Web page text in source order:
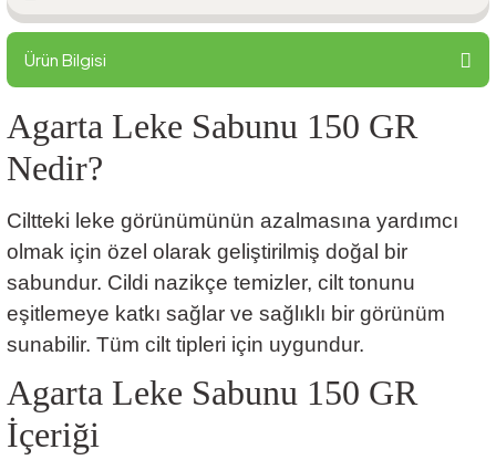
Ürün Bilgisi
Agarta Leke Sabunu 150 GR
Nedir?
Ciltteki leke görünümünün azalmasına yardımcı
olmak için özel olarak geliştirilmiş doğal bir
sabundur. Cildi nazikçe temizler, cilt tonunu
eşitlemeye katkı sağlar ve sağlıklı bir görünüm
sunabilir. Tüm cilt tipleri için uygundur.
Agarta Leke Sabunu 150 GR
İçeriği